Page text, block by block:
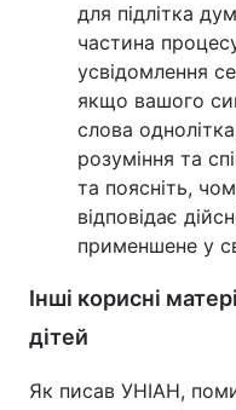
для підлітка
частина
усвідомлення
якщо вашого
слова
розуміння та
та поясніть,
відповідає
применшене у
Інші корисні
дітей
Як писав УНІАН,